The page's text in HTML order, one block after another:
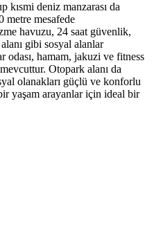
kısmi deniz manzarası da
metre mesafede
havuzu, 24 saat güvenlik,
gibi sosyal alanlar
odası, hamam, jakuzi ve fitness
Otopark alanı da
olanakları güçlü ve konforlu
yaşam arayanlar için ideal bir